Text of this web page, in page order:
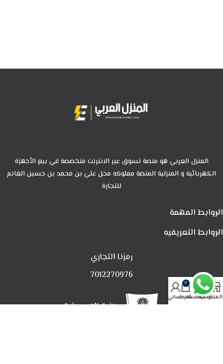
المنزل العربي هو منصة تسوق عبر الانترنت متخصصة في بيع الأجهزة
الكهربائية و المنزلية المنصة مملوكه محل علي بن محمد بن حسين الغانم
للتجارة
الروابط المهمة
الروابط التعريفيه
رمزنا التجاري
7012270976
المتجرتصفيةالمفضلة
0
العربةحسابي